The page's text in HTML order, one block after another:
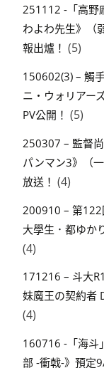
251112 -「高野
わよわ先生》（
報出爐！ (5)
150602(3) – 觸
ニ・ウォリアー
PV公開！ (5)
250307 – 監督
パンマン3》（
放送！ (4)
200910 – 第122
大學生．都ゆか
(4)
171216 – 斗大
妹魔王の契約者
(4)
160716 -「海斗
部 -衝戟-》預定